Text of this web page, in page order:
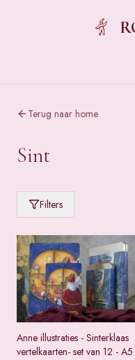
Terug naar home
Sint
Filters
Anne illustraties - Sinterklaas
vertelkaarten- set van 12 - A5